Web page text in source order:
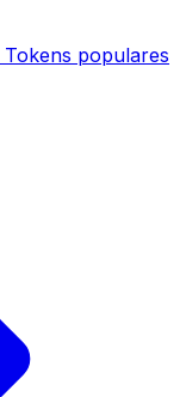
Tokens populares